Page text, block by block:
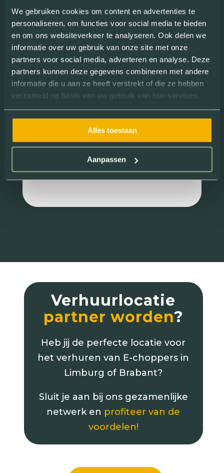
We gebruiken cookies om content en advertenties te
personaliseren, om functies voor social media te bieden
en om ons websiteverkeer te analyseren. Ook delen we
informatie over uw gebruik van onze site met onze
partners voor social media, adverteren en analyse. Deze
partners kunnen deze gegevens combineren met andere
informatie die u aan ze heeft verstrekt of die ze hebben
verzameld op basis van uw gebruik van hun services.
Alles toestaan
Aanpassen
Review van: Milou Nielissen
nieuwe interessante plekjes
kennen. Superleuk! ”
Review van: Rick Maessen
Verhuurlocatie
partner worden?
Heb jij de perfecte locatie voor
het verhuren van E-choppers in
Limburg of Brabant?
Sluit je aan bij ons gezamenlijke
netwerk en profiteer van de
voordelen!